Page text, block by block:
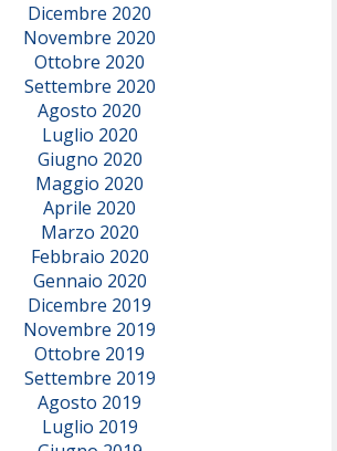
Dicembre 2020
Novembre 2020
Ottobre 2020
Settembre 2020
Agosto 2020
Luglio 2020
Giugno 2020
Maggio 2020
Aprile 2020
Marzo 2020
Febbraio 2020
Gennaio 2020
Dicembre 2019
Novembre 2019
Ottobre 2019
Settembre 2019
Agosto 2019
Luglio 2019